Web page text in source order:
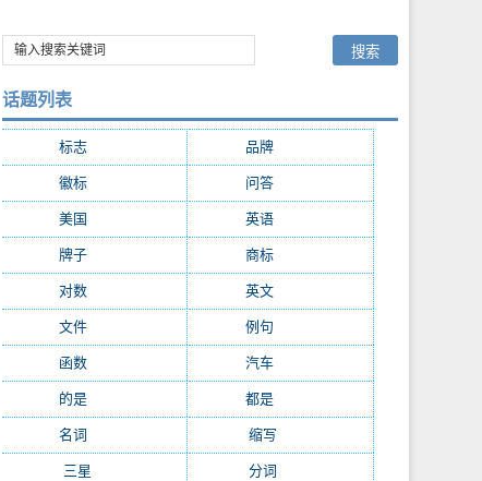
话题列表
标志 品牌(7683)
徽标 问答(4755)
美国 英语(2362)
牌子 商标(2139)
对数 英文(2103)
文件 例句
函数 汽车(1162)
的是 都是(1075)
名词 缩写
三星 分词